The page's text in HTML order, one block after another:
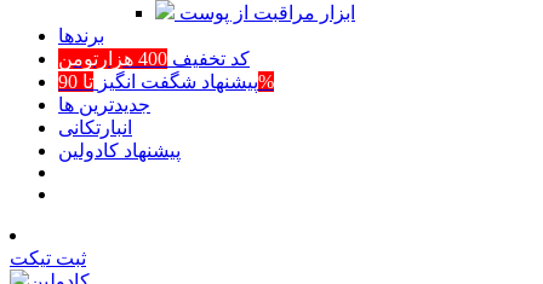
ابزار مراقبت از پوست
برند‌ها
کد تخفیف 400 هزارتومن
پیشنهاد شگفت انگیزتا 90%
جدیدترین ها
انبارتکانی
پیشنهاد کادولین
ثبت تیکت